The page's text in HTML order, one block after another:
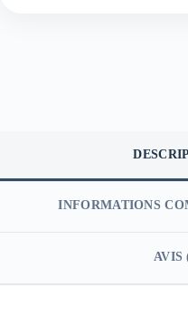
INFORMATIONS
AVIS